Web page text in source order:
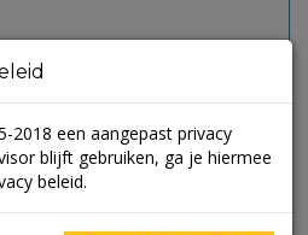
2018 een aangepast privacy
blijft gebruiken, ga je hiermee
beleid.